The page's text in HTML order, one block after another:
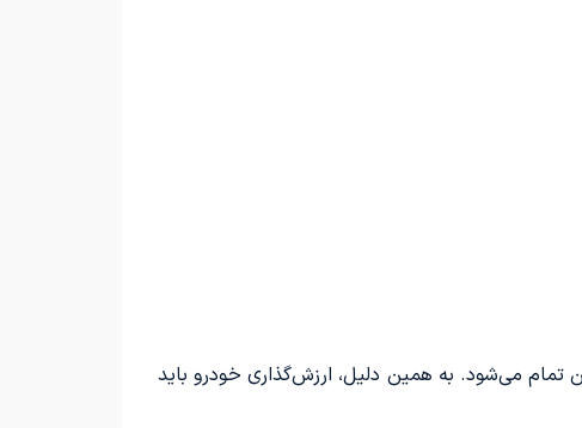
تمام می‌شود. به همین دلیل، ارزش‌گذاری خودرو باید